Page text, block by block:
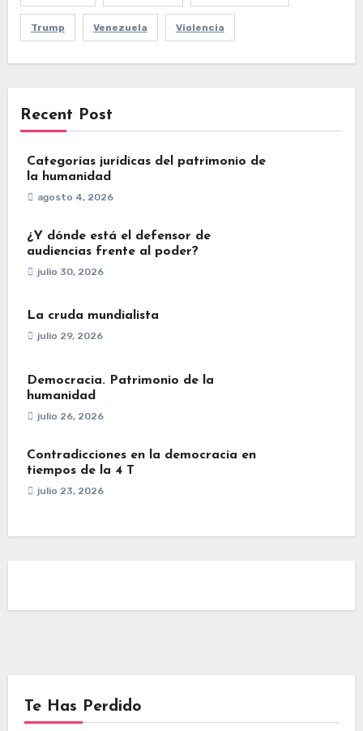
Trump Venezuela Violencia
Recent Post
Categorías jurídicas del patrimonio de
la humanidad
agosto 4, 2026
¿Y dónde está el defensor de
audiencias frente al poder?
julio 30, 2026
La cruda mundialista
julio 29, 2026
Democracia. Patrimonio de la
humanidad
julio 26, 2026
Contradicciones en la democracia en
tiempos de la 4 T
julio 23, 2026
Te Has Perdido